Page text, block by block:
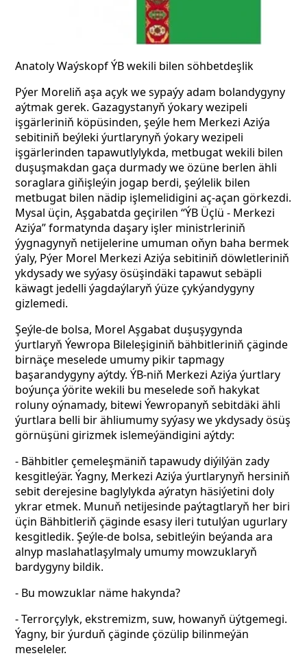
Anatoly Waýskopf ÝB wekili bilen söhbetdeşlik
Pýer Moreliň aşa açyk we sypaýy adam bolandygyny
aýtmak gerek. Gazagystanyň ýokary wezipeli
işgärleriniň köpüsinden, şeýle hem Merkezi Aziýa
sebitiniň beýleki ýurtlarynyň ýokary wezipeli
işgärlerinden tapawutlylykda, metbugat wekili bilen
duşuşmakdan gaça durmady we özüne berlen ähli
soraglara giňişleýin jogap berdi, şeýlelik bilen
metbugat bilen nädip işlemelidigini aç-açan görkezdi.
Mysal üçin, Aşgabatda geçirilen “ÝB Üçlü - Merkezi
Aziýa” formatynda daşary işler ministrleriniň
ýygnagynyň netijelerine umuman oňyn baha bermek
ýaly, Pýer Morel Merkezi Aziýa sebitiniň döwletleriniň
ykdysady we syýasy ösüşindäki tapawut sebäpli
käwagt jedelli ýagdaýlaryň ýüze çykýandygyny
gizlemedi.
Şeýle-de bolsa, Morel Aşgabat duşuşygynda
ýurtlaryň Ýewropa Bileleşiginiň bähbitleriniň çäginde
birnäçe meselede umumy pikir tapmagy
başarandygyny aýtdy. ÝB-niň Merkezi Aziýa ýurtlary
boýunça ýörite wekili bu meselede soň hakykat
roluny oýnamady, bitewi Ýewropanyň sebitdäki ähli
ýurtlara belli bir ähliumumy syýasy we ykdysady ösüş
görnüşüni girizmek islemeýändigini aýtdy:
- Bähbitler çemeleşmäniň tapawudy diýilýän zady
kesgitleýär. Ýagny, Merkezi Aziýa ýurtlarynyň hersiniň
sebit derejesine baglylykda aýratyn häsiýetini doly
ykrar etmek. Munuň netijesinde paýtagtlaryň her biri
üçin Bähbitleriň çäginde esasy ileri tutulýan ugurlary
kesgitledik. Şeýle-de bolsa, sebitleýin beýanda ara
alnyp maslahatlaşylmaly umumy mowzuklaryň
bardygyny bildik.
- Bu mowzuklar näme hakynda?
- Terrorçylyk, ekstremizm, suw, howanyň üýtgemegi.
Ýagny, bir ýurduň çäginde çözülip bilinmeýän
meseleler.